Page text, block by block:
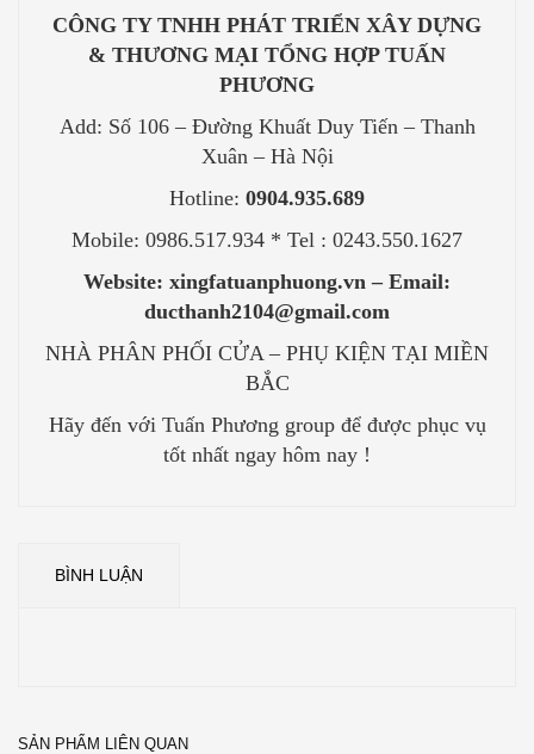
CÔNG TY TNHH PHÁT TRIỂN XÂY DỰNG
& THƯƠNG MẠI TỔNG HỢP TUẤN
PHƯƠNG
Add: Số 106 – Đường Khuất Duy Tiến – Thanh
Xuân – Hà Nội
Hotline: 0904.935.689
Mobile: 0986.517.934 * Tel : 0243.550.1627
Website: xingfatuanphuong.vn – Email:
ducthanh2104@gmail.com
NHÀ PHÂN PHỐI CỬA – PHỤ KIỆN TẠI MIỀN
BẮC
Hãy đến với Tuấn Phương group để được phục vụ
tốt nhất ngay hôm nay !
BÌNH LUẬN
SẢN PHẨM LIÊN QUAN